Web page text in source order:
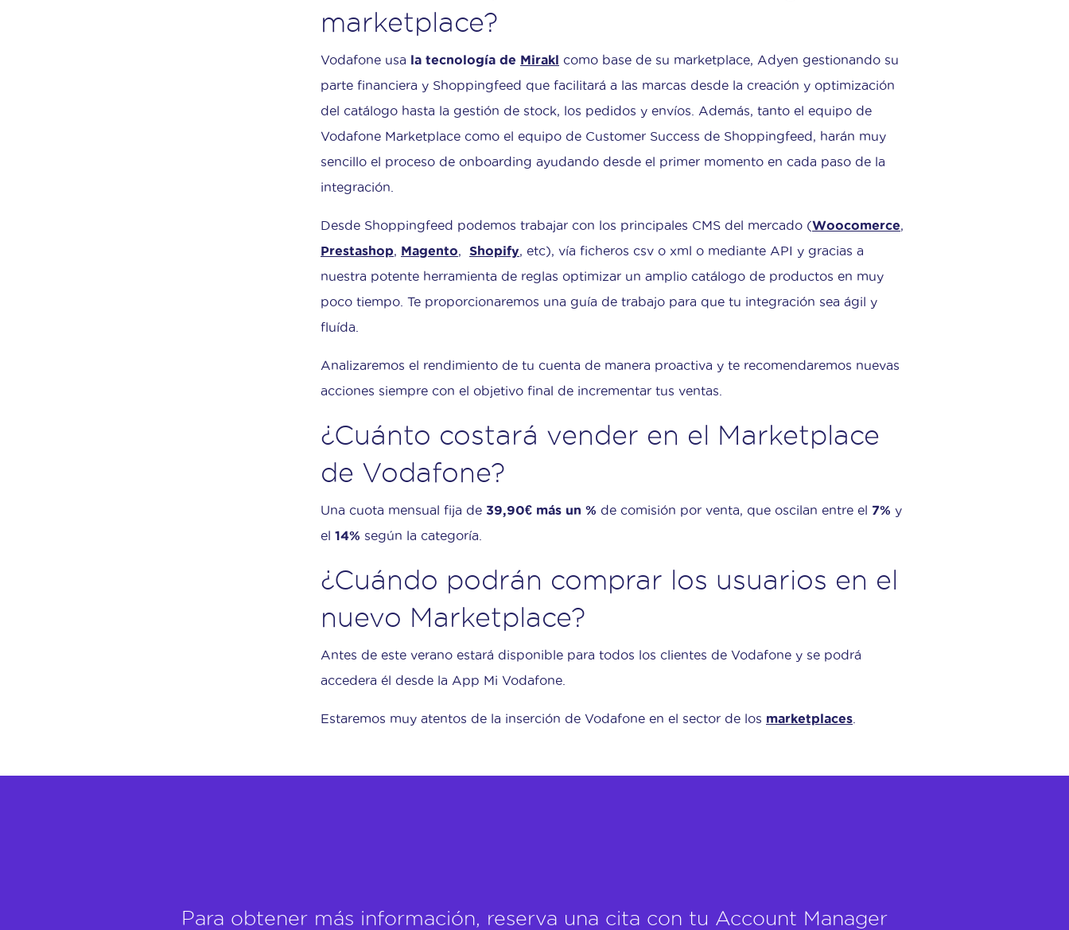
marketplace?
Vodafone usa la tecnología de Mirakl como base de su marketplace, Adyen gestionando su
parte financiera y Shoppingfeed que facilitará a las marcas desde la creación y optimización
del catálogo hasta la gestión de stock, los pedidos y envíos. Además, tanto el equipo de
Vodafone Marketplace como el equipo de Customer Success de Shoppingfeed, harán muy
sencillo el proceso de onboarding ayudando desde el primer momento en cada paso de la
integración.
Desde Shoppingfeed podemos trabajar con los principales CMS del mercado (Woocomerce,
Prestashop, Magento, Shopify, etc), vía ficheros csv o xml o mediante API y gracias a
nuestra potente herramienta de reglas optimizar un amplio catálogo de productos en muy
poco tiempo. Te proporcionaremos una guía de trabajo para que tu integración sea ágil y
fluída.
Analizaremos el rendimiento de tu cuenta de manera proactiva y te recomendaremos nuevas
acciones siempre con el objetivo final de incrementar tus ventas.
¿Cuánto costará vender en el Marketplace
de Vodafone?
Una cuota mensual fija de 39,90€ más un % de comisión por venta, que oscilan entre el 7% y
el 14% según la categoría.
¿Cuándo podrán comprar los usuarios en el
nuevo Marketplace?
Antes de este verano estará disponible para todos los clientes de Vodafone y se podrá
accedera él desde la App Mi Vodafone.
Estaremos muy atentos de la inserción de Vodafone en el sector de los marketplaces
Para obtener más información, reserva una cita con tu Account Manager